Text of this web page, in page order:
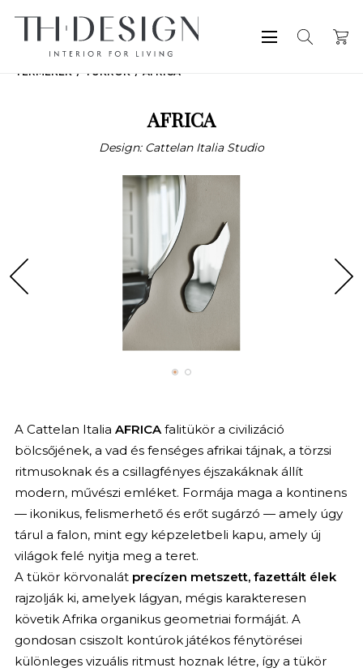
TERMÉKEK TÜKRÖK AFRICA
AFRICA
Design: Cattelan Italia Studio
A Cattelan Italia AFRICAfalitükör a civilizáció
bölcsőjének, a vad és fenséges afrikai tájnak, a törzsi
ritmusoknak és a csillagfényes éjszakáknak állít
modern, művészi emléket. Formája maga a kontinens
— ikonikus, felismerhető és erőt sugárzó — amely úgy
tárul a falon, mint egy képzeletbeli kapu, amely új
világok felé nyitja meg a teret.
A tükör körvonalát precízen metszett, fazettált élek
rajzolják ki, amelyek lágyan, mégis karakteresen
követik Afrika organikus geometriai formáját. A
gondosan csiszolt kontúrok játékos fénytörései
különleges vizuális ritmust hoznak létre, így a tükör